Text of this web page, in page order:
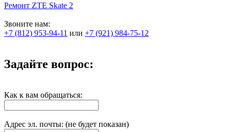
Ремонт ZTE Skate 2
Звоните нам:
+7 (812) 953-94-11 или +7 (921) 984-75-12
Задайте вопрос:
Как к вам обращаться:
Адрес эл. почты: (не будет показан)